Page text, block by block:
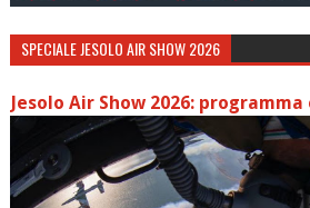
SPECIALE JESOLO AIR SHOW 2026
Jesolo Air Show 2026: